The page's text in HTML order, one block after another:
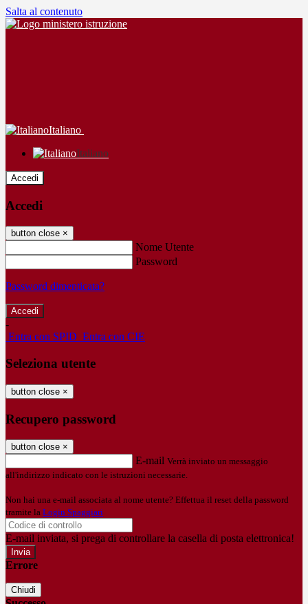
Salta al contenuto
Italiano
Italiano
Accedi
Accedi
button close ×
Nome Utente
Password
Password dimenticata?
-
Entra con SPID Entra con CIE
Seleziona utente
button close ×
Recupero password
button close ×
E-mail Verrà inviato un messaggio
all'indirizzo indicato con le istruzioni necessarie.
Non hai una e-mail associata al nome utente? Effettua il reset della password
tramite la Login Spaggiari
E-mail inviata, si prega di controllare la casella di posta elettronica!
Errore
Chiudi